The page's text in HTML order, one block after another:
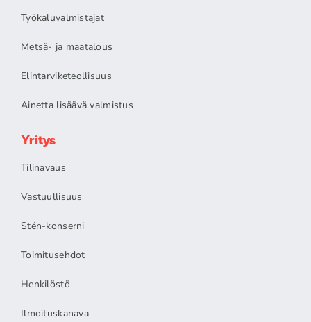
Työkaluvalmistajat
Metsä- ja maatalous
Elintarviketeollisuus
Ainetta lisäävä valmistus
Yritys
Tilinavaus
Vastuullisuus
Stén-konserni
Toimitusehdot
Henkilöstö
Ilmoituskanava